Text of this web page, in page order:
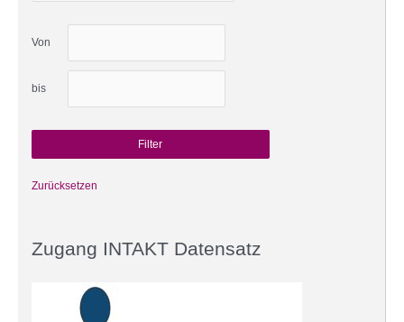
Von
bis
Zurücksetzen
Zugang INTAKT Datensatz